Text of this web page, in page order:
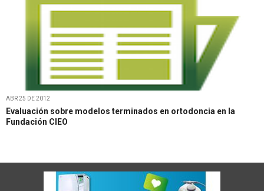
ABR 25 DE 2012
Evaluación sobre modelos terminados en ortodoncia en la
Fundación CIEO